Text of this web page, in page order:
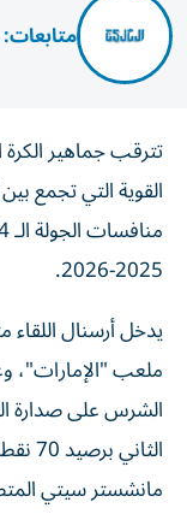
تترقب جماهير الكرة
القوية التي تجمع
2025-2026.
يدخل أرسنال
ملعب "الإمارات"،
الشرس على صدارة
مانشستر سيتي